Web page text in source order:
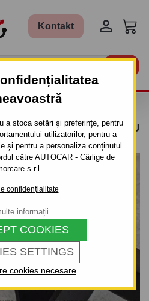
a stoca setări și preferințe, pentru
utilizatorilor, pentru a
și pentru a personaliza conținutul
către AUTOCAR - Cârlige de
s.r.l
confidențialitate
SETTINGS
COOKIES
cookies necesare
informații
Kontakt 
PENTRU OPEL
SEMIDEMONTABIL -CU